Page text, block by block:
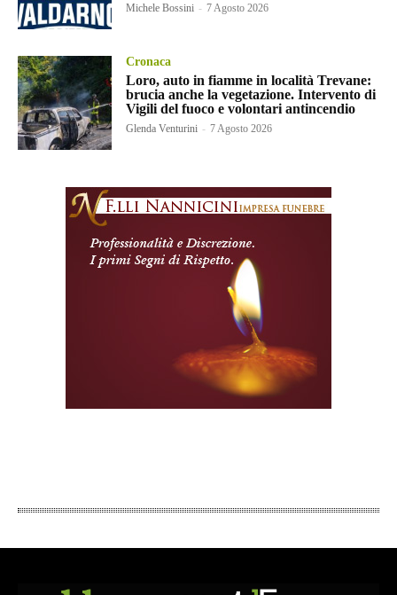
Michele Bossini - 7 Agosto 2026
Cronaca
Loro, auto in fiamme in località Trevane:
brucia anche la vegetazione. Intervento di
Vigili del fuoco e volontari antincendio
Glenda Venturini - 7 Agosto 2026